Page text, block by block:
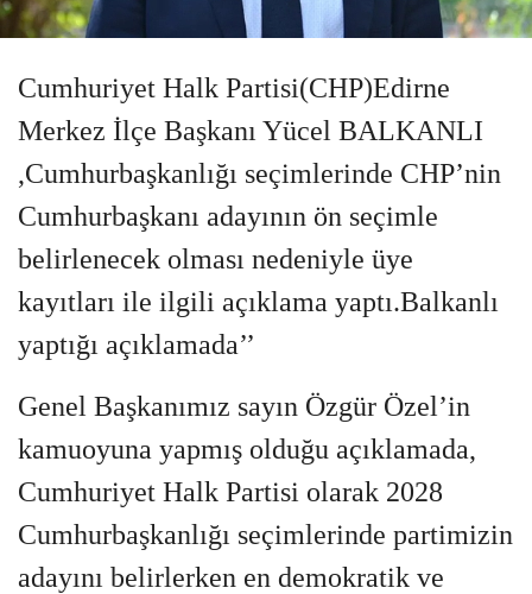
Cumhuriyet Halk Partisi(CHP)Edirne
Merkez İlçe Başkanı Yücel BALKANLI
,Cumhurbaşkanlığı seçimlerinde CHP’nin
Cumhurbaşkanı adayının ön seçimle
belirlenecek olması nedeniyle üye
kayıtları ile ilgili açıklama yaptı.Balkanlı
yaptığı açıklamada’’
Genel Başkanımız sayın Özgür Özel’in
kamuoyuna yapmış olduğu açıklamada,
Cumhuriyet Halk Partisi olarak 2028
Cumhurbaşkanlığı seçimlerinde partimizin
adayını belirlerken en demokratik ve